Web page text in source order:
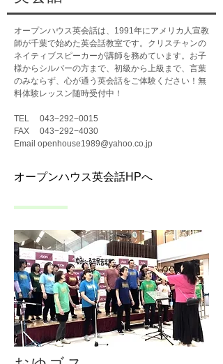
オープンハウス英会話は、1991年にアメリカ人宣教
師が千葉で始めた英会話教室です。クリスチャンの
ネイティブスピーカーが講師を務めています。お子
様からシルバーの方まで、初級から上級まで、言葉
のみならず、心が通う英会話をご体験ください！無
料体験レッスン随時受付中！
TEL 043−292−0015
FAX 043−292−4030
Email openhouse1989@yahoo.co.jp
オープンハウス英会話HPへ